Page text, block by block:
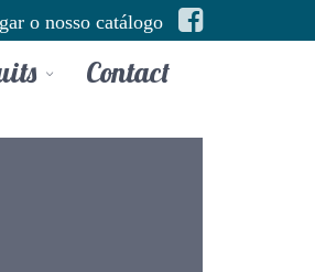
o nosso catálogo
Contact